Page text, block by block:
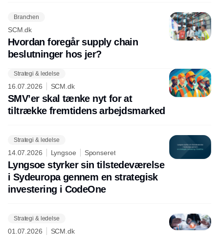
Branchen
SCM.dk
Hvordan foregår supply chain
beslutninger hos jer?
Strategi & ledelse
16.07.2026 SCM.dk
SMV’er skal tænke nyt for at
tiltrække fremtidens arbejdsmarked
Strategi & ledelse
14.07.2026 Lyngsoe Sponseret
Lyngsoe styrker sin tilstedeværelse
i Sydeuropa gennem en strategisk
investering i CodeOne
Strategi & ledelse
01.07.2026 SCM.dk